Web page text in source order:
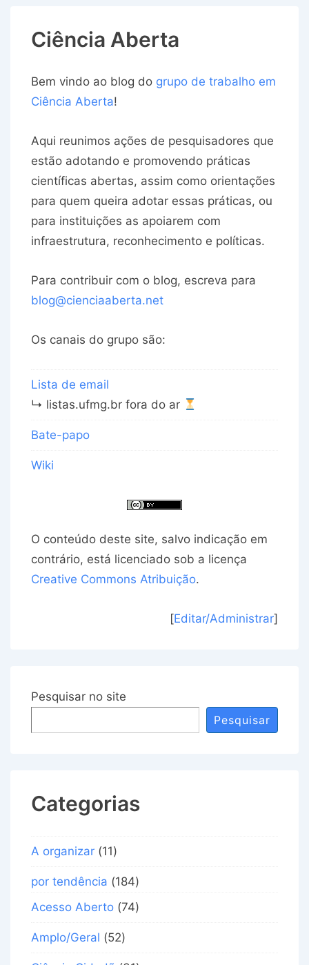
Ciência Aberta
Bem vindo ao blog do grupo de trabalho em
Ciência Aberta!
Aqui reunimos ações de pesquisadores que
estão adotando e promovendo práticas
científicas abertas, assim como orientações
para quem queira adotar essas práticas, ou
para instituições as apoiarem com
infraestrutura, reconhecimento e políticas.
Para contribuir com o blog, escreva para
blog@cienciaaberta.net
Os canais do grupo são:
Lista de email
↳ listas.ufmg.br fora do ar
Bate-papo
Wiki
O conteúdo deste site, salvo indicação em
contrário, está licenciado sob a licença
Creative Commons Atribuição.
[Editar/Administrar]
Pesquisar no site
Pesquisar
Categorias
A organizar (11)
por tendência (184)
Acesso Aberto (74)
Amplo/Geral (52)